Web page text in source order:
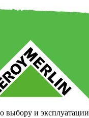
выбору и эксплуатации